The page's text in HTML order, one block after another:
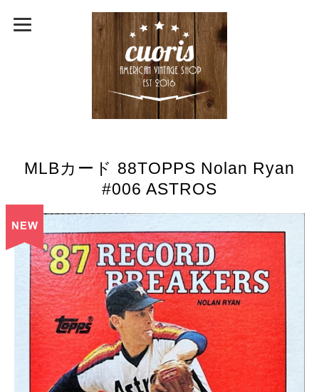
MLBカード 88TOPPS Nolan Ryan
#006 ASTROS